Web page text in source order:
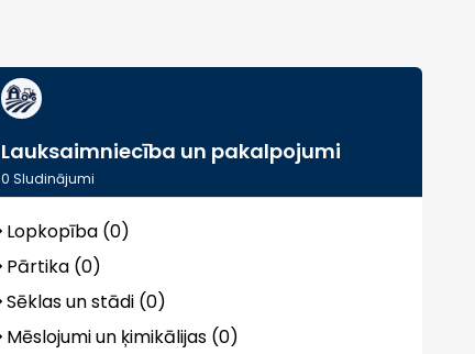
Lauksaimniecība un pakalpojumi
0Sludinājumi
Lopkopība (0)
Pārtika (0)
Sēklas un stādi (0)
Mēslojumi un ķimikālijas (0)